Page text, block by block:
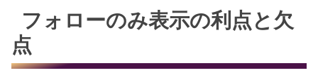
フォローのみ表示の利点と欠
点